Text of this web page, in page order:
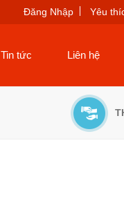
Đăng Nhập Yêu
Tin tức Liên hệ